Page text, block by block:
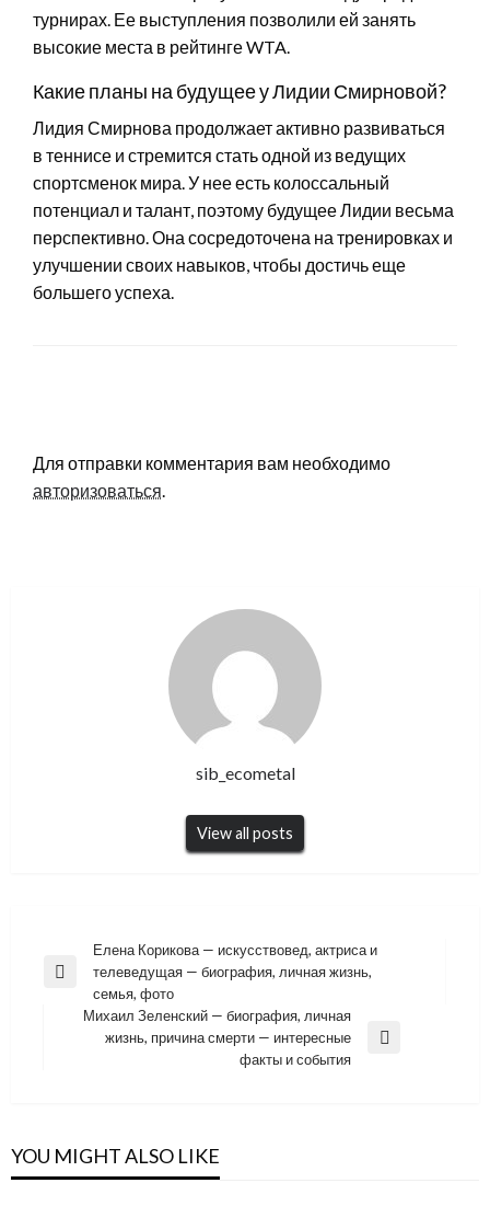
турнирах. Ее выступления позволили ей занять
высокие места в рейтинге WTA.
Какие планы на будущее у Лидии Смирновой?
Лидия Смирнова продолжает активно развиваться
в теннисе и стремится стать одной из ведущих
спортсменок мира. У нее есть колоссальный
потенциал и талант, поэтому будущее Лидии весьма
перспективно. Она сосредоточена на тренировках и
улучшении своих навыков, чтобы достичь еще
большего успеха.
Для отправки комментария вам необходимо
авторизоваться.
sib_ecometal
View all posts
Навигация
по
записям
Previous
Елена Корикова — искусствовед, актриса и
телеведущая — биография, личная жизнь,
семья, фото
Михаил Зеленский — биография, личная
жизнь, причина смерти — интересные
факты и события
YOU MIGHT ALSO LIKE